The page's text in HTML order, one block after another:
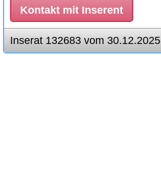
Kontakt mit Inserent
Inserat 132683 vom 30.12.2025